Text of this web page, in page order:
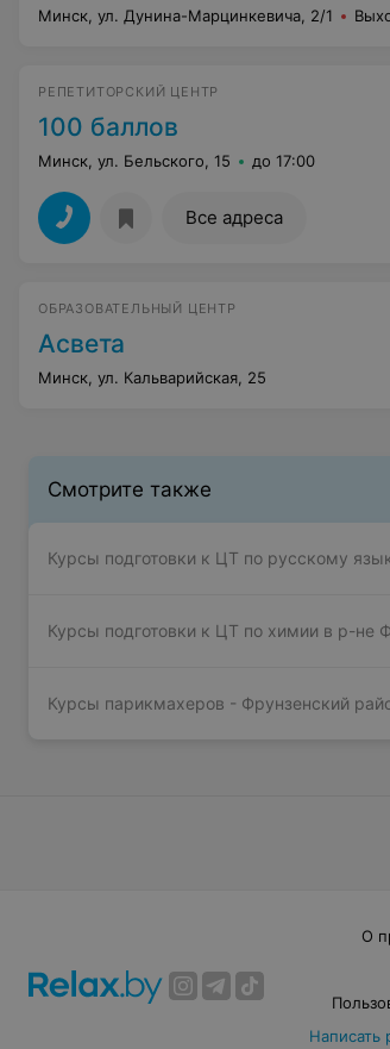
Минск, ул. Дунина-Марцинкевича, 2/1
РЕПЕТИТОРСКИЙ ЦЕНТР
100 баллов
Минск, ул. Бельского, 15 до 17:00
Все адреса
ОБРАЗОВАТЕЛЬНЫЙ ЦЕНТР
Асвета
Минск, ул. Кальварийская, 25
Смотрите также
Курсы подготовки к ЦТ по русскому
Курсы подготовки к ЦТ по химии в р-не
Курсы парикмахеров - Фрунзенский
О
Написать